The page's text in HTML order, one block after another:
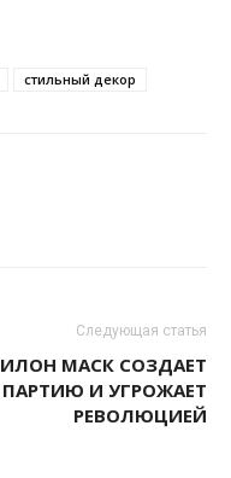
стильный декор
Следующая статья
ИЛОН МАСК СОЗДАЕТ
ПАРТИЮ И УГРОЖАЕТ
РЕВОЛЮЦИЕЙ